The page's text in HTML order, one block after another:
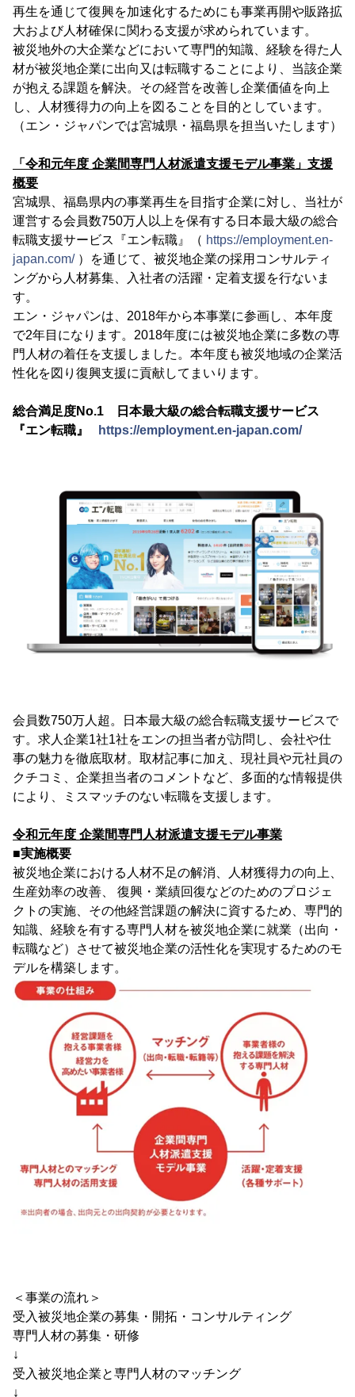
再生を通じて復興を加速化するためにも事業再開や販路拡
大および人材確保に関わる支援が求められています。
被災地外の大企業などにおいて専門的知識、経験を得た人
材が被災地企業に出向又は転職することにより、当該企業
が抱える課題を解決。その経営を改善し企業価値を向上
し、人材獲得力の向上を図ることを目的としています。
（エン・ジャパンでは宮城県・福島県を担当いたします）
「令和元年度 企業間専門人材派遣支援モデル事業」支援
概要
宮城県、福島県内の事業再生を目指す企業に対し、当社が
運営する会員数750万人以上を保有する日本最大級の総合
転職支援サービス『エン転職』（ https://employment.en-
japan.com/）を通じて、被災地企業の採用コンサルティ
ングから人材募集、入社者の活躍・定着支援を行ないま
す。
エン・ジャパンは、2018年から本事業に参画し、本年度
で2年目になります。2018年度には被災地企業に多数の専
門人材の着任を支援しました。本年度も被災地域の企業活
性化を図り復興支援に貢献してまいります。
総合満足度No.1 日本最大級の総合転職支援サービス
『エン転職』
https://employment.en-japan.com/
会員数750万人超。日本最大級の総合転職支援サービスで
す。求人企業1社1社をエンの担当者が訪問し、会社や仕
事の魅力を徹底取材。取材記事に加え、現社員や元社員の
クチコミ、企業担当者のコメントなど、多面的な情報提供
により、ミスマッチのない転職を支援します。
令和元年度 企業間専門人材派遣支援モデル事業
■実施概要
被災地企業における人材不足の解消、人材獲得力の向上、
生産効率の改善、 復興・業績回復などのためのプロジェ
クトの実施、その他経営課題の解決に資するため、専門的
知識、経験を有する専門人材を被災地企業に就業（出向・
転職など）させて被災地企業の活性化を実現するためのモ
デルを構築します。
＜事業の流れ＞
受入被災地企業の募集・開拓・コンサルティング
専門人材の募集・研修
↓
受入被災地企業と専門人材のマッチング
↓